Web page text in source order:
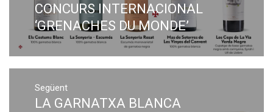
CONCURS INTERNACIONAL
‘GRENACHES DU MONDE’
Següent
Next
LA GARNATXA BLANCA